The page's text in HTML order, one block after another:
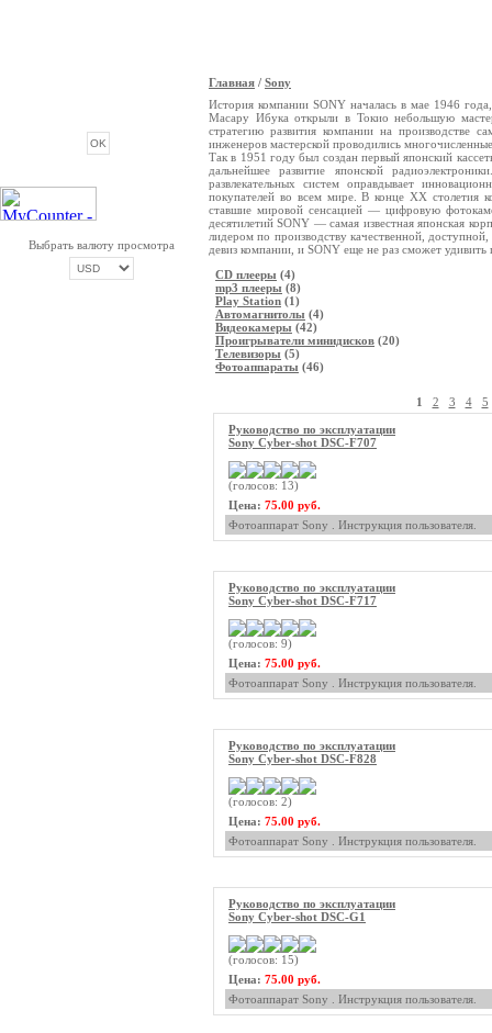
Выбрать валюту просмотра
Главная / Sony
История компании SONY началась в мае 1946
Масару Ибука открыли в Токио небольшую
стратегию развития компании на производстве
инженеров мастерской проводились
Так в 1951 году был создан первый японский
дальнейшее развитие японской
развлекательных систем оправдывает
покупателей во всем мире. В конце XX столетия
ставшие мировой сенсацией — цифровую
десятилетий SONY — самая известная японская
лидером по производству качественной,
девиз компании, и SONY еще не раз сможет удивить
CD плееры (4)
mp3 плееры (8)
Play Station (1)
Автомагнитолы (4)
Видеокамеры (42)
Проигрыватели минидисков (20)
Телевизоры (5)
Фотоаппараты (46)
1 2 3 4 5
Руководство по эксплуатации
Sony Cyber-shot DSC-F707
(голосов: 13)
Цена: 75.00 руб.
Фотоаппарат Sony . Инструкция пользователя.
Руководство по эксплуатации
Sony Cyber-shot DSC-F717
(голосов: 9)
Цена: 75.00 руб.
Фотоаппарат Sony . Инструкция пользователя.
Руководство по эксплуатации
Sony Cyber-shot DSC-F828
(голосов: 2)
Цена: 75.00 руб.
Фотоаппарат Sony . Инструкция пользователя.
Руководство по эксплуатации
Sony Cyber-shot DSC-G1
(голосов: 15)
Цена: 75.00 руб.
Фотоаппарат Sony . Инструкция пользователя.